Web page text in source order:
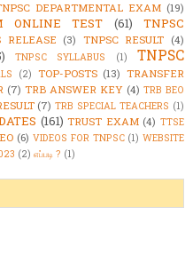
DEPARTMENTAL EXAM (19)
ONLINE TEST (61)
TNPSC
RELEASE (3) TNPSC RESULT (4)
TNPSC SYLLABUS (1)
TNPSC
(2) TOP-POSTS (13) TRANSFER
(7) TRB ANSWER KEY (4) TRB BEO
(7) TRB SPECIAL TEACHERS (1)
(161) TRUST EXAM (4) TTSE
(6) VIDEOS FOR TNPSC (1) WEBSITE
(2) எப்படி ? (1)